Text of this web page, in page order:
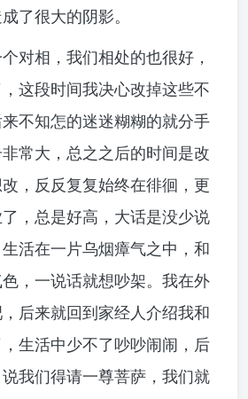
了很大的阴影。
对相，我们相处的也很好，
这段时间我决心改掉这些不
不知怎的迷迷糊糊的就分手
常大，总之之后的时间是改
，反反复复始终在徘徊，更
，总是好高，大话是没少说
活在一片乌烟瘴气之中，和
，一说话就想吵架。我在外
后来就回到家经人介绍我和
生活中少不了吵吵闹闹，后
我们得请一尊菩萨，我们就